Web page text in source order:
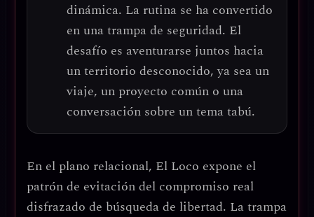
dinámica. La rutina se ha convertido
en una trampa de seguridad. El
desafío es aventurarse juntos hacia
un territorio desconocido, ya sea un
viaje, un proyecto común o una
conversación sobre un tema tabú.
En el plano relacional, El Loco expone el
patrón de evitación del compromiso real
disfrazado de búsqueda de libertad. La trampa